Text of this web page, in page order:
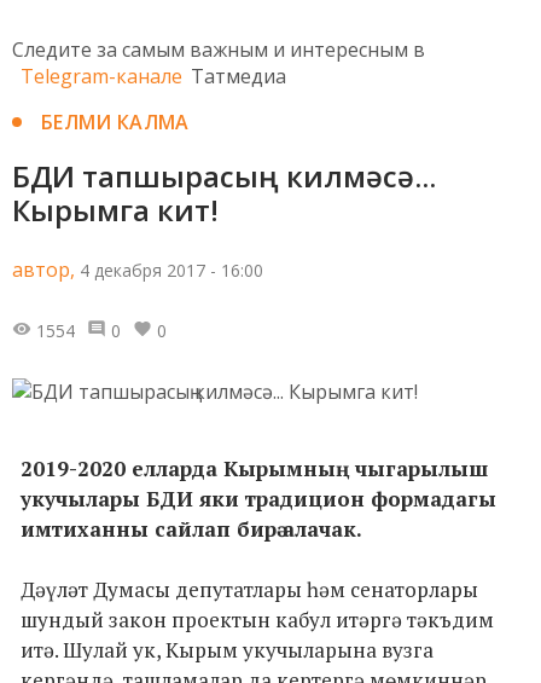
Следите за самым важным и интересным в
Telegram-канале Татмедиа
БЕЛМИ КАЛМА
БДИ тапшырасың килмәсә...
Кырымга кит!
автор, 4 декабря 2017 - 16:00
1554 0 0
2019-2020 елларда Кырымның чыгарылыш
укучылары БДИ яки традицион формадагы
имтиханны сайлап бирә алачак.
Дәүләт Думасы депутатлары һәм сенаторлары
шундый закон проектын кабул итәргә тәкъдим
итә. Шулай ук, Кырым укучыларына вузга